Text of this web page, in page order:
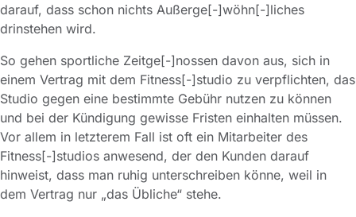
darauf, dass schon nichts Außerge[-]wöhn[-]liches
drinstehen wird.
So gehen sportliche Zeitge[-]nossen davon aus, sich in
einem Vertrag mit dem Fitness[-]studio zu verpflichten, das
Studio gegen eine bestimmte Gebühr nutzen zu können
und bei der Kündigung gewisse Fristen einhalten müssen.
Vor allem in letzterem Fall ist oft ein Mitarbeiter des
Fitness[-]studios anwesend, der den Kunden darauf
hinweist, dass man ruhig unterschreiben könne, weil in
dem Vertrag nur „das Übliche“ stehe.